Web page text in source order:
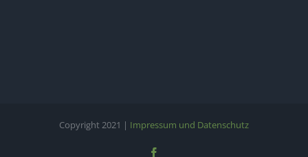
Copyright 2021 | Impressum und Datenschutz